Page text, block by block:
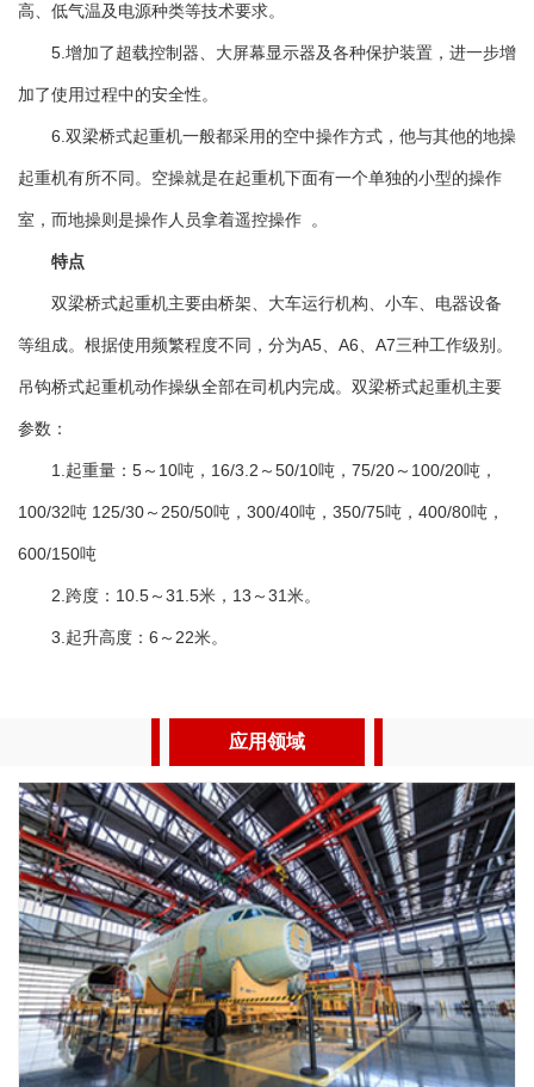
高、低气温及电源种类等技术要求。
5.增加了超载控制器、大屏幕显示器及各种保护装置，进一步增
加了使用过程中的安全性。
6.双梁桥式起重机一般都采用的空中操作方式，他与其他的地操
起重机有所不同。空操就是在起重机下面有一个单独的小型的操作
室，而地操则是操作人员拿着遥控操作 。
特点
双梁桥式起重机主要由桥架、大车运行机构、小车、电器设备
等组成。根据使用频繁程度不同，分为A5、A6、A7三种工作级别。
吊钩桥式起重机动作操纵全部在司机内完成。双梁桥式起重机主要
参数：
1.起重量：5～10吨，16/3.2～50/10吨，75/20～100/20吨，
100/32吨 125/30～250/50吨，300/40吨，350/75吨，400/80吨，
600/150吨
2.跨度：10.5～31.5米，13～31米。
3.起升高度：6～22米。
应用领域